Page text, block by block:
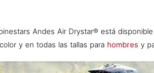
Andes Air Drystar® está
y en todas las tallas para hombres y